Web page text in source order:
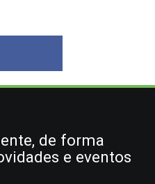
de forma
e eventos